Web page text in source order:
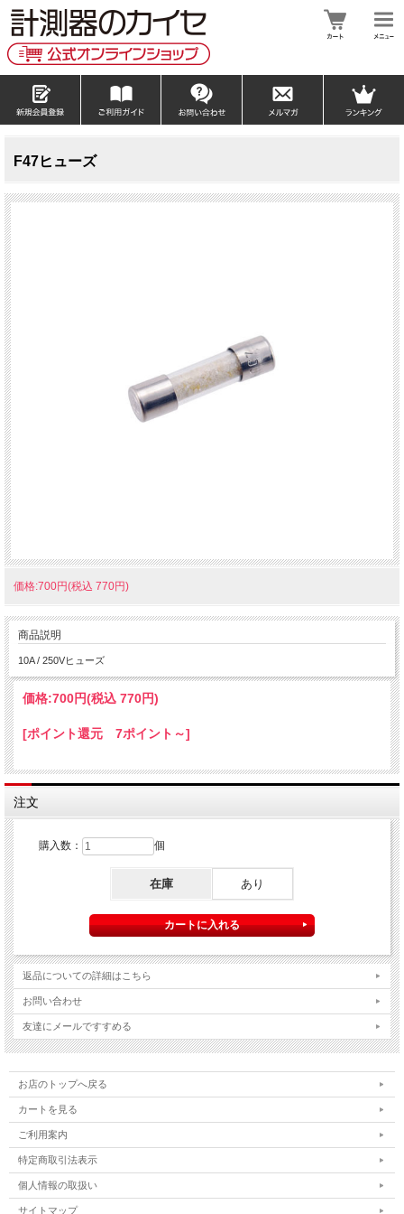
F47ヒューズ
価格:700円(税込 770円)
商品説明
10A / 250Vヒューズ
価格:700円(税込 770円)
[ポイント還元 7ポイント～]
注文
購入数： 個
在庫 あり
返品についての詳細はこちら
お問い合わせ
友達にメールですすめる
お店のトップへ戻る
カートを見る
ご利用案内
特定商取引法表示
個人情報の取扱い
サイトマップ